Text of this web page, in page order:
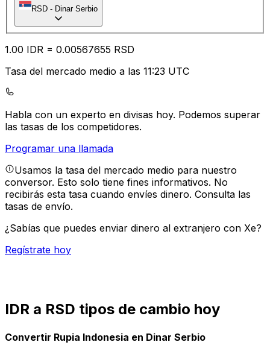
RSD - Dinar Serbio
1.00 IDR = 0.00567655 RSD
Tasa del mercado medio a las 11:23 UTC
Habla con un experto en divisas hoy. Podemos superar
las tasas de los competidores.
Programar una llamada
Usamos la tasa del mercado medio para nuestro
conversor. Esto solo tiene fines informativos. No
recibirás esta tasa cuando envíes dinero. Consulta las
tasas de envío.
¿Sabías que puedes enviar dinero al extranjero con Xe?
Regístrate hoy
IDR a RSD tipos de cambio hoy
Convertir Rupia Indonesia en Dinar Serbio